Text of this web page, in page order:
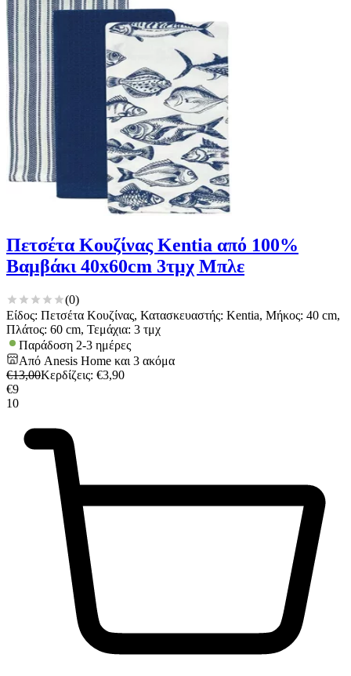
Πετσέτα Κουζίνας Kentia από 100%
Βαμβάκι 40x60cm 3τμχ Μπλε
(0)
Είδος: Πετσέτα Κουζίνας, Κατασκευαστής: Kentia, Μήκος: 40 cm,
Πλάτος: 60 cm, Τεμάχια: 3 τμχ
Παράδοση 2-3 ημέρες
Από Anesis Home και 3 ακόμα
€13,00Κερδίζεις: €3,90
€9
10